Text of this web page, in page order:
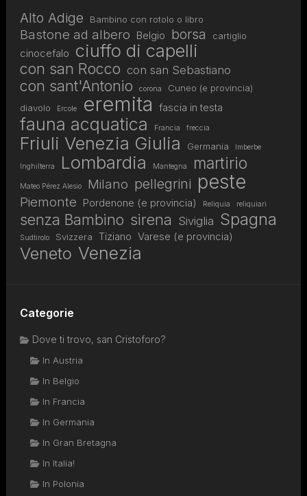
Alto Adige Bambino con rotolo o libro
Bastone ad albero Belgio borsa cartiglio
cinocefalo ciuffo di capelli
con san Rocco con san Sebastiano
con sant'Antonio corona
Cuneo (e provincia)
diavolo
Ercole eremita fascia in testa
fauna acquatica Francia freccia
Friuli Venezia Giulia Germania Imberbe
Inghilterra Lombardia Mantegna martirio
Mateo Pérez Alesio Milano pellegrini peste
Piemonte Pordenone (e provincia) Reliquia reliquiari
senza Bambino sirena Siviglia Spagna
Sudtirolo Svizzera Tiziano Varese (e provincia)
Veneto Venezia
Categorie
Dove ti trovo, san Cristoforo?
In Austria
In Belgio
In Francia
In Germania
In Gran Bretagna
In Italia!
In Polonia